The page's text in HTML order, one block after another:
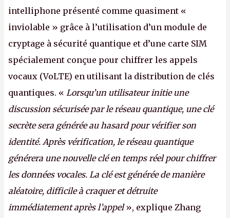
intelliphone présenté comme quasiment «
inviolable » grâce à l’utilisation d’un module de
cryptage à sécurité quantique et d’une carte SIM
spécialement conçue pour chiffrer les appels
vocaux (VoLTE) en utilisant la distribution de clés
quantiques. « Lorsqu’un utilisateur initie une
discussion sécurisée par le réseau quantique, une clé
secrète sera générée au hasard pour vérifier son
identité. Après vérification, le réseau quantique
générera une nouvelle clé en temps réel pour chiffrer
les données vocales. La clé est générée de manière
aléatoire, difficile à craquer et détruite
immédiatement après l’appel», explique Zhang